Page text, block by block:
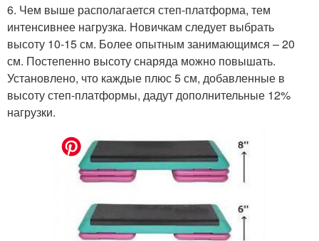
6. Чем выше располагается степ-платформа, тем
интенсивнее нагрузка. Новичкам следует выбрать
высоту 10-15 см. Более опытным занимающимся – 20
см. Постепенно высоту снаряда можно повышать.
Установлено, что каждые плюс 5 см, добавленные в
высоту степ-платформы, дадут дополнительные 12%
нагрузки.